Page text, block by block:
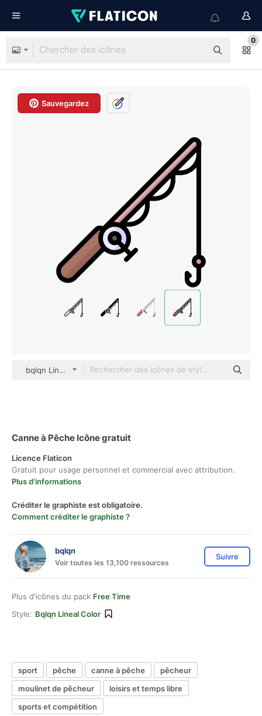
0
Sauvegardez
bqlqn Lineal Color
Canne à Pêche Icône gratuit
Licence Flaticon
Gratuit pour usage personnel et commercial avec attribution.
Plus d'informations
Créditer le graphiste est obligatoire.
Comment créditer le graphiste ?
bqlqn
Voir toutes les 13,100 ressources
Suivre
Plus d'icônes du pack Free Time
Style: Bqlqn Lineal Color
sport pêche canne à pêche
pêcheur
moulinet de pêcheur
loisirs et temps libre
sports et compétition